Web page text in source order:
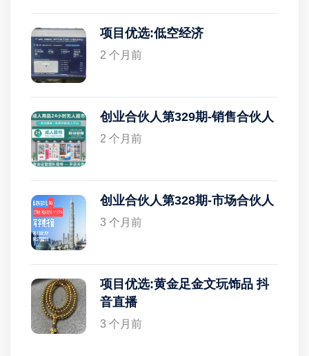
项目优选:低空经济
2 个月前
创业合伙人第329期-销售合伙人
2 个月前
创业合伙人第328期-市场合伙人
3 个月前
项目优选:黄金足金文玩饰品 抖
音直播
3 个月前